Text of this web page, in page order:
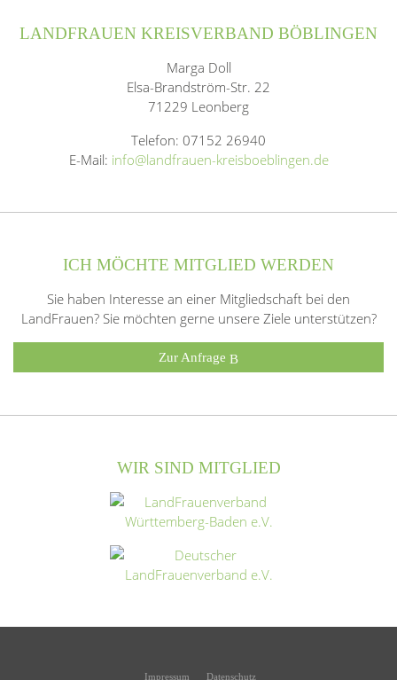
LANDFRAUEN KREISVERBAND BÖBLINGEN
Marga Doll
Elsa-Brandström-Str. 22
71229 Leonberg
Telefon: 07152 26940
E-Mail: info@landfrauen-kreisboeblingen.de
ICH MÖCHTE MITGLIED WERDEN
Sie haben Interesse an einer Mitgliedschaft bei den
LandFrauen? Sie möchten gerne unsere Ziele unterstützen?
Zur Anfrage
WIR SIND MITGLIED
Impressum Datenschutz